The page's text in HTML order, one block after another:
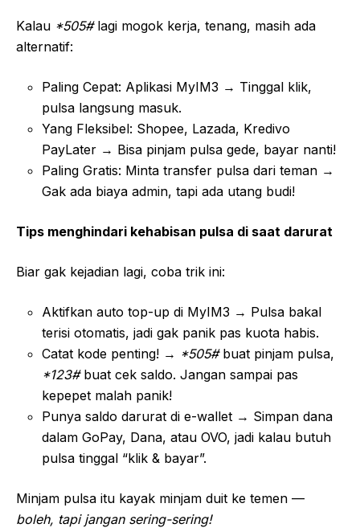
Kalau *505#lagi mogok kerja, tenang, masih ada
alternatif:
Paling Cepat: Aplikasi MyIM3 → Tinggal klik,
pulsa langsung masuk.
Yang Fleksibel: Shopee, Lazada, Kredivo
PayLater → Bisa pinjam pulsa gede, bayar nanti!
Paling Gratis: Minta transfer pulsa dari teman →
Gak ada biaya admin, tapi ada utang budi!
Tips menghindari kehabisan pulsa di saat darurat
Biar gak kejadian lagi, coba trik ini:
Aktifkan auto top-up di MyIM3 → Pulsa bakal
terisi otomatis, jadi gak panik pas kuota habis.
Catat kode penting! → *505#buat pinjam pulsa,
*123#buat cek saldo. Jangan sampai pas
kepepet malah panik!
Punya saldo darurat di e-wallet → Simpan dana
dalam GoPay, Dana, atau OVO, jadi kalau butuh
pulsa tinggal “klik & bayar”.
Minjam pulsa itu kayak minjam duit ke temen —
boleh, tapi jangan sering-sering!